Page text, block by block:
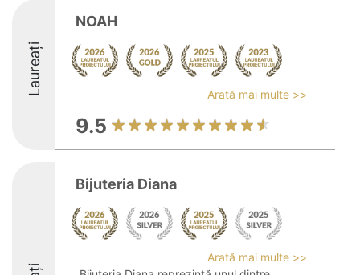
Laureați
NOAH
Arată mai multe >>
9.5
Bijuteria Diana
Arată mai multe >>